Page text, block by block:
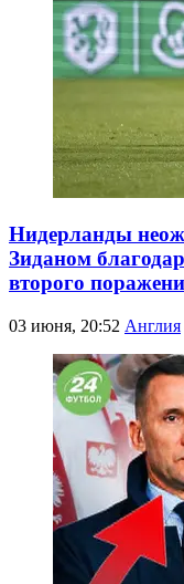
Нидерланды
Зиданом
второго
03 июня, 20:52 Англия